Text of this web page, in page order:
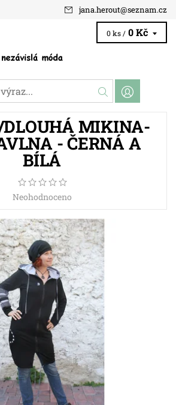
jana.herout@seznam.cz
0 ks / 0 Kč
MIKINA-
- ČERNÁ A
BÍLÁ
Neohodnoceno